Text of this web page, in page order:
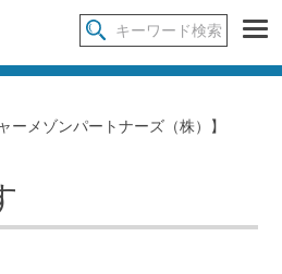
ーメゾンパートナーズ（株）】